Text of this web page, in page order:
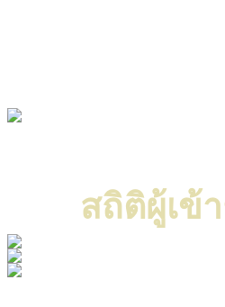
สถิติผู้เข้